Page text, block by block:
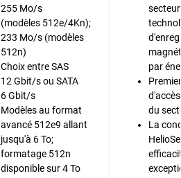
255 Mo/s
(modèles 512e/4Kn);
233 Mo/s (modèles
512n)
Choix entre SAS
12 Gbit/s ou SATA
6 Gbit/s
Modèles au format
avancé 512e9 allant
jusqu'à 6 To;
formatage 512n
disponible sur 4 To
par
du
La